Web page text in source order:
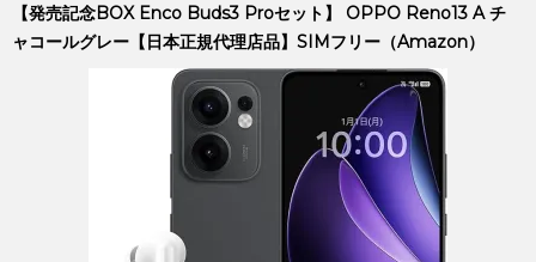
【発売記念BOX Enco Buds3 Proセット】 OPPO Reno13 A チ
ャコールグレー【日本正規代理店品】SIMフリー（Amazon）